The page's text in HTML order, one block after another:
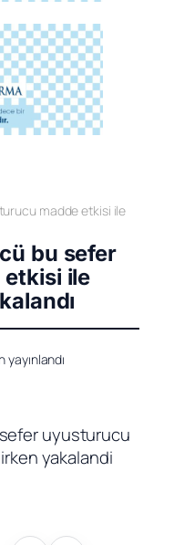
madde etkisi ile
bu sefer
ile
yayınlandı